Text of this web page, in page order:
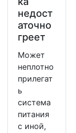
недост
аточно
греет
Может
неплотно
прилегат
ь
система
питания
с иной,